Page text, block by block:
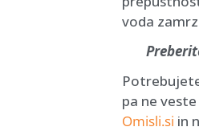
voda
pa ne
Omisli.si in